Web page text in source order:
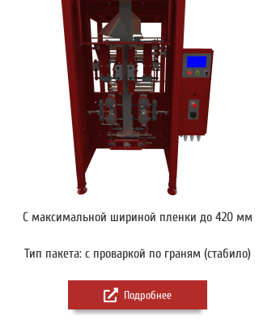
С максимальной шириной пленки до 420 мм
Тип пакета: с проваркой по граням (стабило)
Подробнее